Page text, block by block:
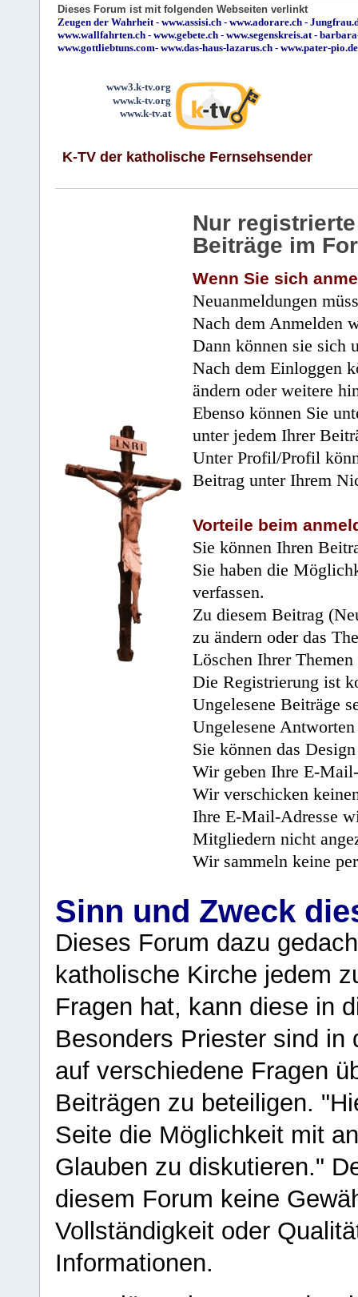
Dieses Forum ist mit folgenden Webseiten verlinkt
Zeugen der Wahrheit - www.assisi.ch - www.adorare.ch -
www.wallfahrten.ch - www.gebete.ch - www.segenskreis.at -
www.gottliebtuns.com- www.das-haus-lazarus.ch - www.pater-pio.de
www3.k-tv.org
www.k-tv.org
www.k-tv.at
K-TV der katholische Fernsehsender
Nur
Beiträge im
Wenn Sie sich
Neuanmeldungen
Nach dem Anmelden
Dann können sie sich
Nach dem Einloggen
ändern oder weitere
Ebenso können Sie
unter jedem Ihrer
Unter Profil/Profil
Beitrag unter Ihrem
Vorteile beim
Sie können Ihren
Sie haben die
verfassen.
Zu diesem Beitrag
zu ändern oder das
Löschen Ihrer
Die Registrierung ist
Ungelesene Beiträge
Ungelesene
Sie können das
Wir geben Ihre E-
Wir verschicken
Ihre E-Mail-Adresse
Mitgliedern nicht
Wir sammeln keine
Sinn und Zweck
Dieses Forum dazu
katholische Kirche jedem
Fragen hat, kann diese in
Besonders Priester sind in
auf verschiedene Fragen
Beiträgen zu beteiligen.
Seite die Möglichkeit mit
Glauben zu diskutieren."
diesem Forum keine
Vollständigkeit oder
Informationen.